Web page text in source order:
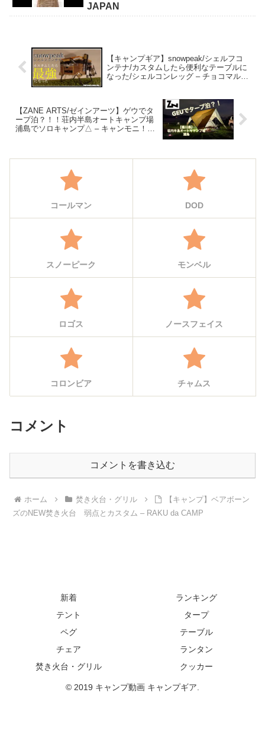
JAPAN
【キャンプギア】snowpeak/シェルフコ
ンテナ/カスタムしたら便利なテーブルに
なった/シェルコンレッグ – チョコマル
【ZANE ARTS/ゼインアーツ】ゲウでタ
ープ泊？！！荘内半島オートキャンプ場
浦島でソロキャンプ△ – キャンモニ！
コールマン DOD
スノーピーク モンベル
ロゴス ノースフェイス
コロンビア チャムス
コメント
コメントを書き込む
ホーム 焚き火台・グリル
【キャンプ】ベアボーン
ズのNEW焚き火台 弱点とカスタム – RAKU da CAMP
新着
ランキング
テント
タープ
ペグ
テーブル
チェア
ランタン
焚き火台・グリル
クッカー
© 2019 キャンプ動画 キャンプギア.